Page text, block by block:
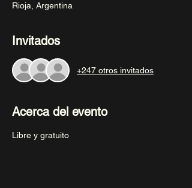
Rioja, Argentina
Invitados
+247 otros invitados
Acerca del evento
Libre y gratuito